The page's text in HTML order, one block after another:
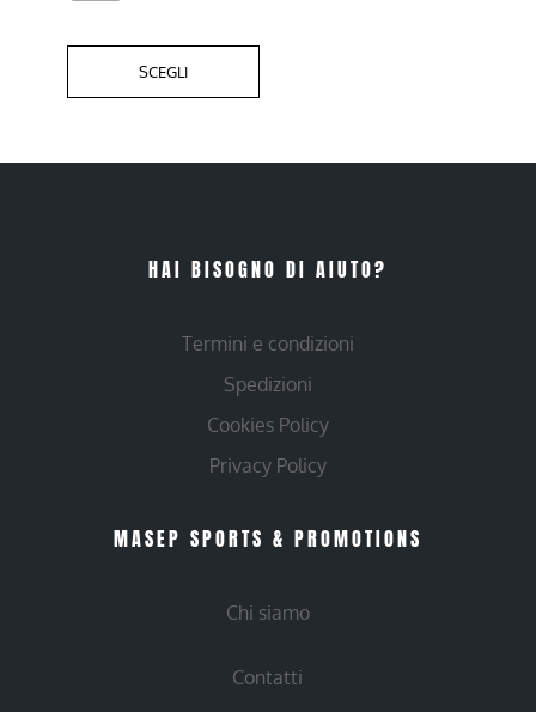
SCEGLI
HAI BISOGNO DI AIUTO?
Termini e condizioni
Spedizioni
Cookies Policy
Privacy Policy
MASEP SPORTS & PROMOTIONS
Chi siamo
Contatti